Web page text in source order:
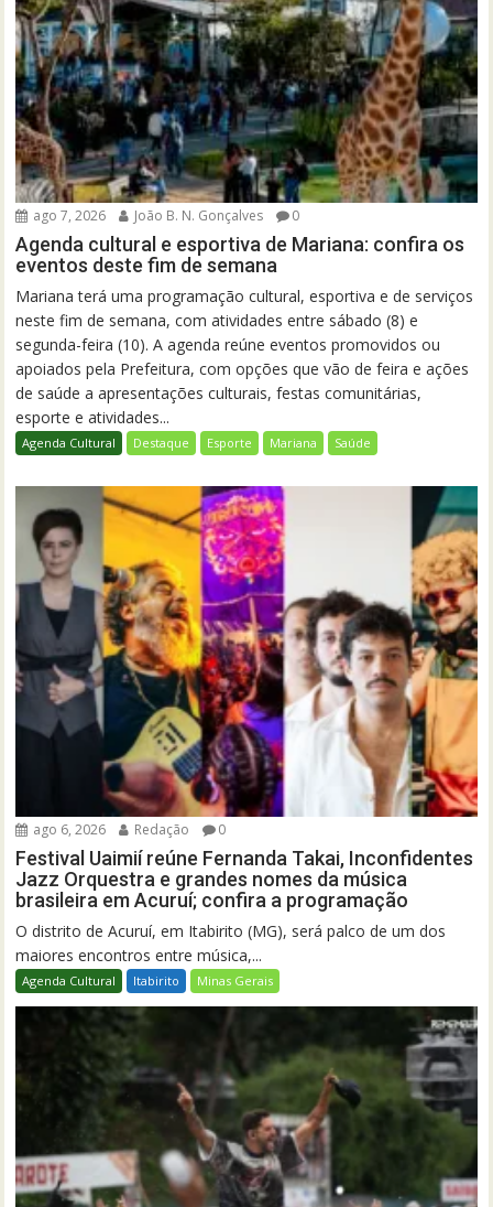
ago 7, 2026 João B. N. Gonçalves 0
Agenda cultural e esportiva de Mariana: confira os
eventos deste fim de semana
Mariana terá uma programação cultural, esportiva e de serviços
neste fim de semana, com atividades entre sábado (8) e
segunda-feira (10). A agenda reúne eventos promovidos ou
apoiados pela Prefeitura, com opções que vão de feira e ações
de saúde a apresentações culturais, festas comunitárias,
esporte e atividades...
Agenda Cultural Destaque Esporte Mariana Saúde
ago 6, 2026 Redação 0
Festival Uaimií reúne Fernanda Takai, Inconfidentes
Jazz Orquestra e grandes nomes da música
brasileira em Acuruí; confira a programação
O distrito de Acuruí, em Itabirito (MG), será palco de um dos
maiores encontros entre música,...
Agenda Cultural Itabirito Minas Gerais